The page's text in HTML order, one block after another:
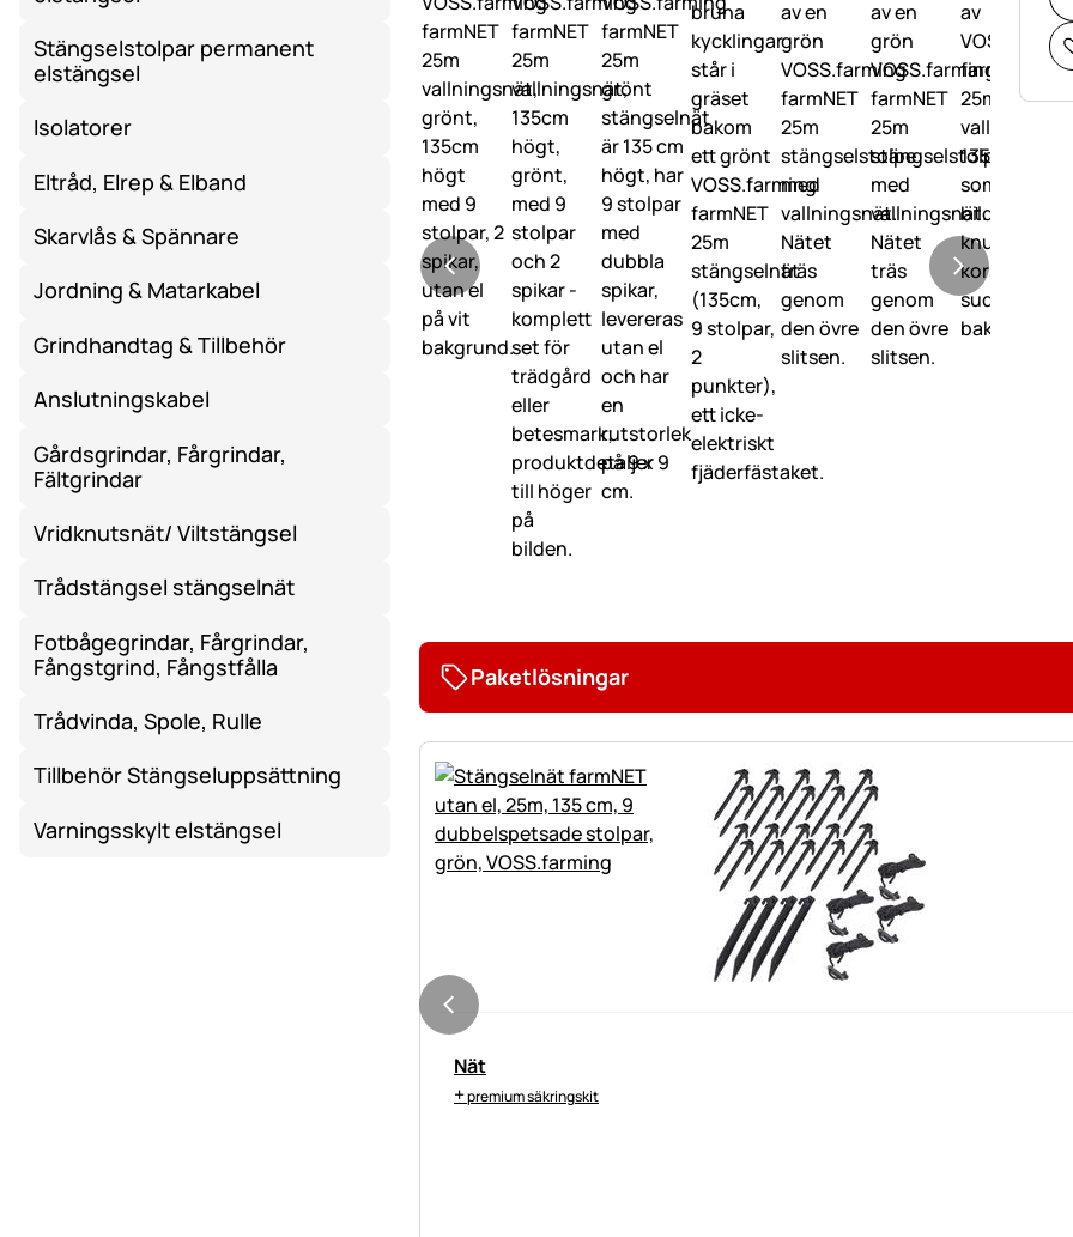
Stängselstolpar permanent
elstängsel
Isolatorer
Eltråd, Elrep & Elband
Skarvlås & Spännare
Jordning & Matarkabel
Grindhandtag & Tillbehör
Anslutningskabel
Gårdsgrindar, Fårgrindar,
Fältgrindar
Vridknutsnät/ Viltstängsel
Trådstängsel stängselnät
Fotbågegrindar, Fårgrindar,
Fångstgrind, Fångstfålla
Trådvinda, Spole, Rulle
Tillbehör Stängseluppsättning
Varningsskylt elstängsel
Paketlösningar
Nät
+premium säkringskit